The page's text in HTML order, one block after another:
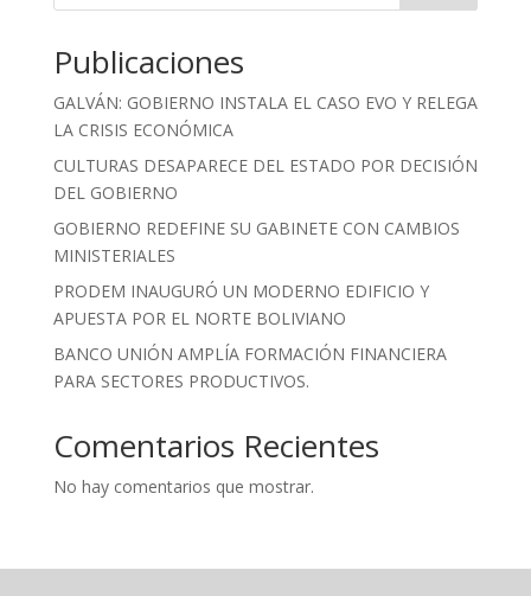
Publicaciones
GALVÁN: GOBIERNO INSTALA EL CASO EVO Y RELEGA
LA CRISIS ECONÓMICA
CULTURAS DESAPARECE DEL ESTADO POR DECISIÓN
DEL GOBIERNO
GOBIERNO REDEFINE SU GABINETE CON CAMBIOS
MINISTERIALES
PRODEM INAUGURÓ UN MODERNO EDIFICIO Y
APUESTA POR EL NORTE BOLIVIANO
BANCO UNIÓN AMPLÍA FORMACIÓN FINANCIERA
PARA SECTORES PRODUCTIVOS.
Comentarios Recientes
No hay comentarios que mostrar.